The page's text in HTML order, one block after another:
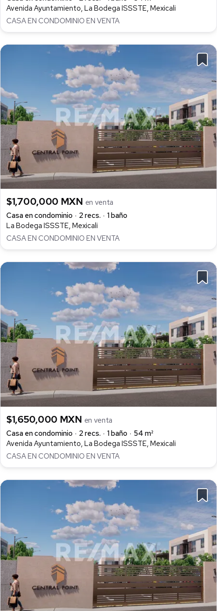
Avenida Ayuntamiento, La Bodega ISSSTE, Mexicali
CASA EN CONDOMINIO EN VENTA
$1,700,000 MXN en venta
Casa en condominio
2 recs.
1 baño
La Bodega ISSSTE, Mexicali
CASA EN CONDOMINIO EN VENTA
$1,650,000 MXN en venta
Casa en condominio
2 recs. 1 baño
54 m²
Avenida Ayuntamiento, La Bodega ISSSTE, Mexicali
CASA EN CONDOMINIO EN VENTA